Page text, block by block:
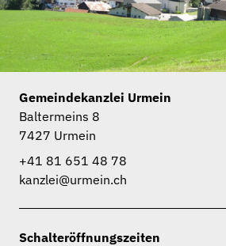
Gemeindekanzlei Urmein
Baltermeins 8
7427 Urmein
+41 81 651 48 78
kanzlei@urmein.ch
Schalteröffnungszeiten